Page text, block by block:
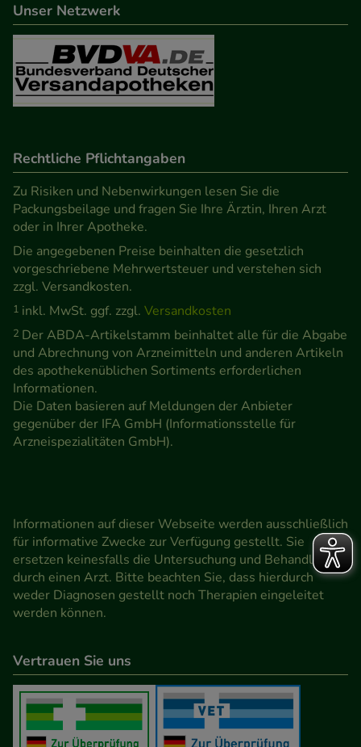
beispielsweise für die Wiedererkennung des
Besuchers oder unsere Seite an bevorzugte
Verhaltensweisen (z.B. Spracheinstellung)
anzupassen. Komfort-Cookies ermöglichen es uns
auch auf Ihre Bedürfnisse zugeschrittene Inhalte
Statistik & Tracking:Hierüber lassen sich
Informationen über die Art und Weise der Nutzung
unserer Website sammeln, mit deren Hilfe wir
unsere Website weiter für Sie optimieren können,
den Inhalt auf unserer Website aber auch die
Werbung auf Drittseiten möglichst relevant für Sie
zu gestalten. Bitte beachten Sie, dass Daten hierfür
teilweise an Dritte wie z.B. Google oder soziale
Medien übertragen werden.
Unser Netzwerk
Rechtliche Pflichtangaben
Zu Risiken und Nebenwirkungen lesen Sie die
Packungsbeilage und fragen Sie Ihre Ärztin, Ihren Arzt
oder in Ihrer Apotheke.
Die angegebenen Preise beinhalten die gesetzlich
vorgeschriebene Mehrwertsteuer und verstehen sich
zzgl. Versandkosten.
1 inkl. MwSt. ggf. zzgl. Versandkosten
2 Der ABDA-Artikelstamm beinhaltet alle für die Abgabe
und Abrechnung von Arzneimitteln und anderen Artikeln
des apothekenüblichen Sortiments erforderlichen
Informationen.
Die Daten basieren auf Meldungen der Anbieter
gegenüber der IFA GmbH (Informationsstelle für
Arzneispezialitäten GmbH).
Informationen auf dieser Webseite werden ausschließlich
für informative Zwecke zur Verfügung gestellt. Sie
ersetzen keinesfalls die Untersuchung und Behandlung
durch einen Arzt. Bitte beachten Sie, dass hierdurch
weder Diagnosen gestellt noch Therapien eingeleitet
werden können.
Vertrauen Sie uns